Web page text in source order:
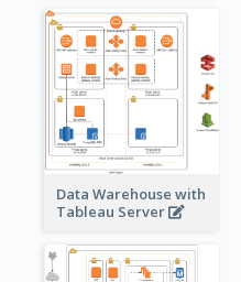
Data Warehouse with
Tableau Server